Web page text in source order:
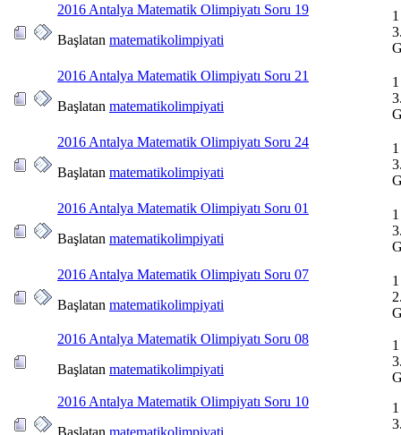
2016 Antalya Matematik Olimpiyatı Soru 19
Başlatan matematikolimpiyati
2016 Antalya Matematik Olimpiyatı Soru 21
Başlatan matematikolimpiyati
2016 Antalya Matematik Olimpiyatı Soru 24
Başlatan matematikolimpiyati
2016 Antalya Matematik Olimpiyatı Soru 01
Başlatan matematikolimpiyati
2016 Antalya Matematik Olimpiyatı Soru 07
Başlatan matematikolimpiyati
2016 Antalya Matematik Olimpiyatı Soru 08
Başlatan matematikolimpiyati
2016 Antalya Matematik Olimpiyatı Soru 10
Başlatan matematikolimpiyati